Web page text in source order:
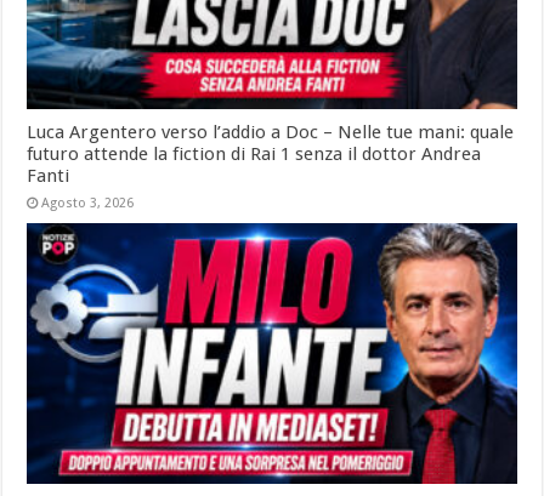
Luca Argentero verso l’addio a Doc – Nelle tue mani: quale
futuro attende la fiction di Rai 1 senza il dottor Andrea
Fanti
Agosto 3, 2026